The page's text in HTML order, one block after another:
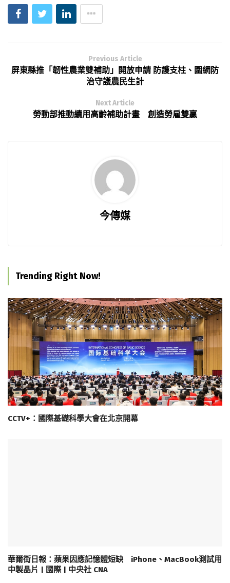
Previous Article
屏東縣推「韌性農業雙補助」開放申請 防護支柱、圍網防
治守護農民生計
Next Article
勞動部推動續用高齡補助計畫 創造勞雇雙贏
今傳媒
Trending Right Now!
CCTV+：國際基礎科學大會在北京開幕
華爾街日報：蘋果因應記憶體短缺 iPhone、MacBook測試用
中製晶片 | 國際 | 中央社 CNA